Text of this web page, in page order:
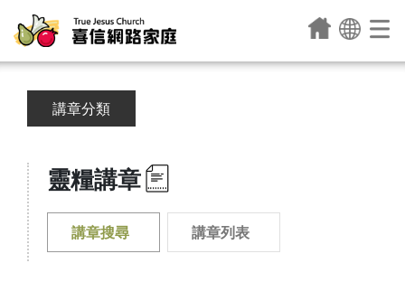
講章分類
靈糧講章
講章搜尋 講章列表